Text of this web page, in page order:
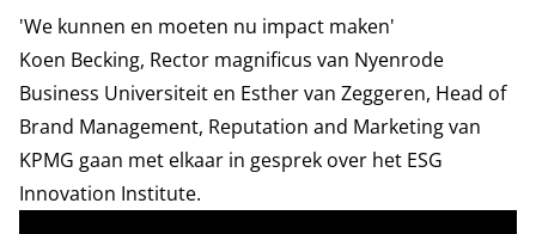
'We kunnen en moeten nu impact maken'
Koen Becking, Rector magnificus van Nyenrode
Business Universiteit en Esther van Zeggeren, Head of
Brand Management, Reputation and Marketing van
KPMG gaan met elkaar in gesprek over het ESG
Innovation Institute.